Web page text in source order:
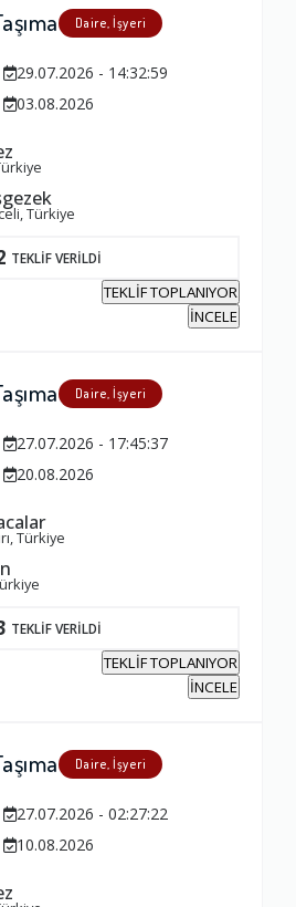
Daire, İşyeri
29.07.2026 - 14:32:59
03.08.2026
Türkiye
TEKLİF VERİLDİ
TEKLİF TOPLANIYOR
İNCELE
Daire, İşyeri
27.07.2026 - 17:45:37
20.08.2026
Türkiye
TEKLİF VERİLDİ
TEKLİF TOPLANIYOR
İNCELE
Daire, İşyeri
27.07.2026 - 02:27:22
10.08.2026